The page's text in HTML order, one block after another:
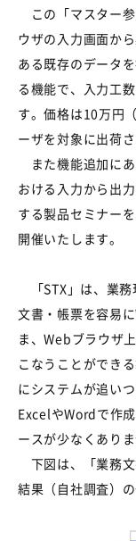
この「マスター
ウザの入力画面か
ある既存のデータ
る機能で、入力工
す。価格は10万円
ーザを対象に出荷さ
また機能追加に
おける入力から出
する製品セミナー
開催いたします。
「STX」は、業
文書・帳票を容易
ま、Webブラウザ
こなうことができ
にシステムが追い
ExcelやWordで作
ースが少なくありま
下図は、「業務
結果（自社調査）の